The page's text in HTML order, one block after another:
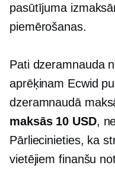
pasūtījuma
piemērošanas.
Pati dzeramnauda
aprēķinam Ecwid
dzeramnaudā
maksās 10 USD,
Pārliecinieties, ka
vietējiem finanšu